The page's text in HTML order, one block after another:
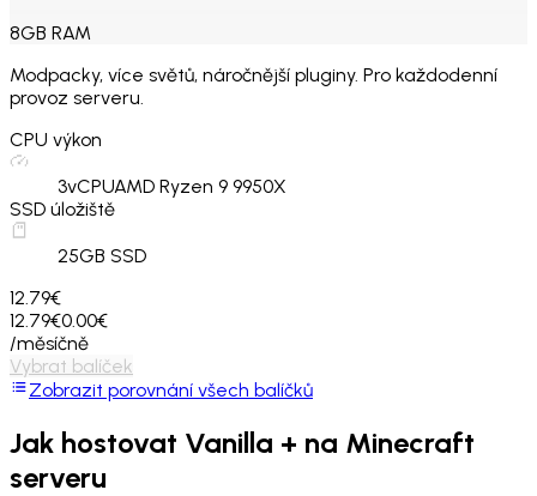
8GB RAM
Modpacky, více světů, náročnější pluginy. Pro každodenní
provoz serveru.
CPU výkon
3vCPUAMD Ryzen 9 9950X
SSD úložiště
25GB SSD
12.79€
12.79€0.00€
/měsíčně
Vybrat balíček
Zobrazit porovnání všech balíčků
Jak hostovat Vanilla + na Minecraft
serveru